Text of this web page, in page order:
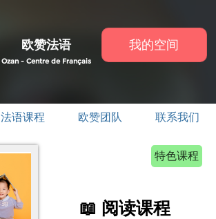
欧赞法语
Ozan - Centre de Français
我的空间
法语课程 欧赞团队 联系我们
特色课程
📖 阅读课程